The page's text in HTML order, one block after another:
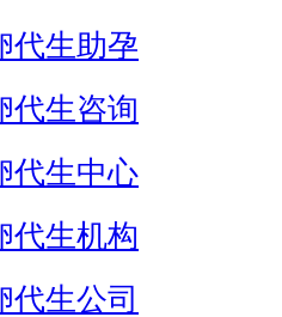
代生助孕
代生咨询
代生中心
代生机构
代生公司